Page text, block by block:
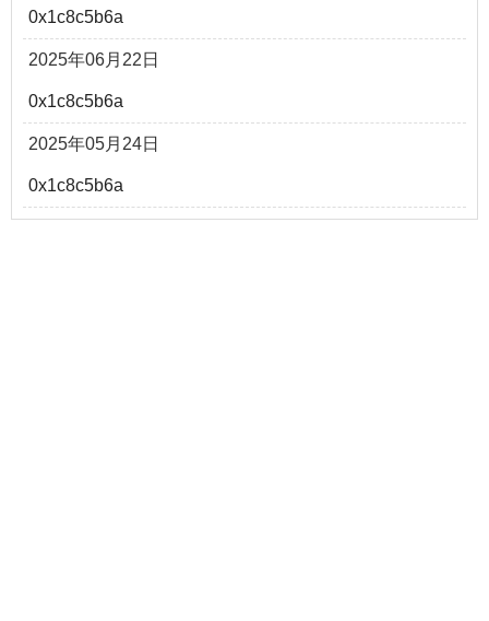
0x1c8c5b6a
2025年06月22日
0x1c8c5b6a
2025年05月24日
0x1c8c5b6a